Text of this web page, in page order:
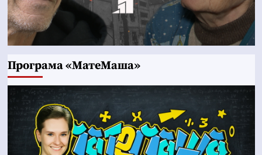
Програма «МатеМаша»